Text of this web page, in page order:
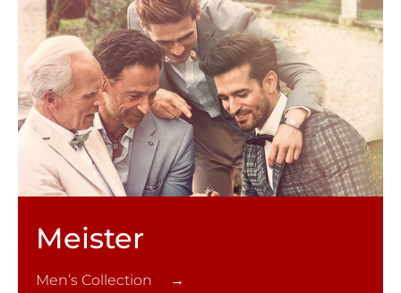
Meister
Men’s Collection →